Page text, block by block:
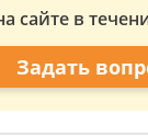
сайте в
Задать